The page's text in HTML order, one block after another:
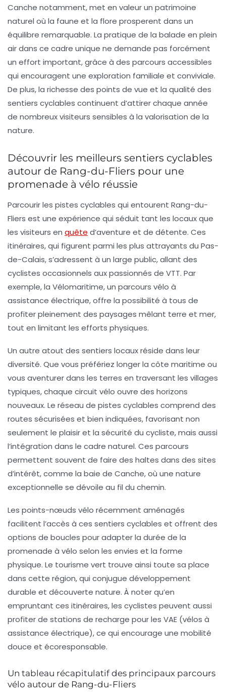
Canche notamment, met en valeur un patrimoine
naturel où la faune et la flore prosperent dans un
équilibre remarquable. La pratique de la balade en plein
air dans ce cadre unique ne demande pas forcément
un effort important, grâce à des parcours accessibles
qui encouragent une exploration familiale et conviviale.
De plus, la richesse des points de vue et la qualité des
sentiers cyclables continuent d’attirer chaque année
de nombreux visiteurs sensibles à la valorisation de la
nature.
Découvrir les meilleurs sentiers cyclables
autour de Rang-du-Fliers pour une
promenade à vélo réussie
Parcourir les pistes cyclables qui entourent Rang-du-
Fliers est une expérience qui séduit tant les locaux que
les visiteurs en quête d’aventure et de détente. Ces
itinéraires, qui figurent parmi les plus attrayants du Pas-
de-Calais, s’adressent à un large public, allant des
cyclistes occasionnels aux passionnés de VTT. Par
exemple, la Vélomaritime, un parcours vélo à
assistance électrique, offre la possibilité à tous de
profiter pleinement des paysages mêlant terre et mer,
tout en limitant les efforts physiques.
Un autre atout des sentiers locaux réside dans leur
diversité. Que vous préfériez longer la côte maritime ou
vous aventurer dans les terres en traversant les villages
typiques, chaque circuit vélo ouvre des horizons
nouveaux. Le réseau de pistes cyclables comprend des
routes sécurisées et bien indiquées, favorisant non
seulement le plaisir et la sécurité du cycliste, mais aussi
l’intégration dans le cadre naturel. Ces parcours
permettent souvent de faire des haltes dans des sites
d’intérêt, comme la baie de Canche, où une nature
exceptionnelle se dévoile au fil du chemin.
Les points-nœuds vélo récemment aménagés
facilitent l’accès à ces sentiers cyclables et offrent des
options de boucles pour adapter la durée de la
promenade à vélo selon les envies et la forme
physique. Le tourisme vert trouve ainsi toute sa place
dans cette région, qui conjugue développement
durable et découverte nature. À noter qu’en
empruntant ces itinéraires, les cyclistes peuvent aussi
profiter de stations de recharge pour les VAE (vélos à
assistance électrique), ce qui encourage une mobilité
douce et écoresponsable.
Un tableau récapitulatif des principaux parcours
vélo autour de Rang-du-Fliers